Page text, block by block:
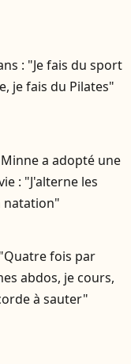
: "Je fais du sport
je fais du Pilates"
a adopté une
: "J'alterne les
natation"
fois par
abdos, je cours,
à sauter"